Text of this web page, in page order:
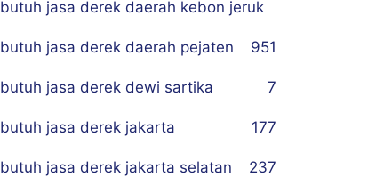
butuh jasa derek daerah kebon jeruk
51
butuh jasa derek daerah pejaten 9
butuh jasa derek dewi sartika 7
butuh jasa derek jakarta 177
butuh jasa derek jakarta selatan 237